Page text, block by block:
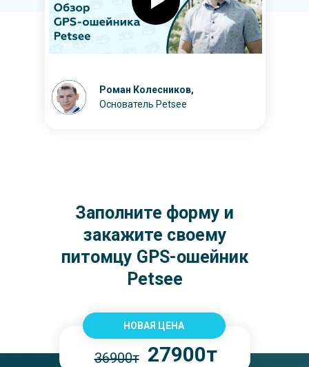
Роман Колесников,
Основатель Petsee
Заполните форму и
закажите своему
питомцу GPS-ошейник
Petsee
НОВАЯ ЦЕНА
27900т
36900т